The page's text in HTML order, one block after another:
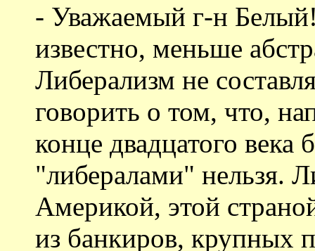
- Уважаемый г-н
известно, меньше
Либерализм не
говорить о том, что,
конце двадцатого века
"либералами" нельзя.
Америкой, этой
из банкиров, крупных